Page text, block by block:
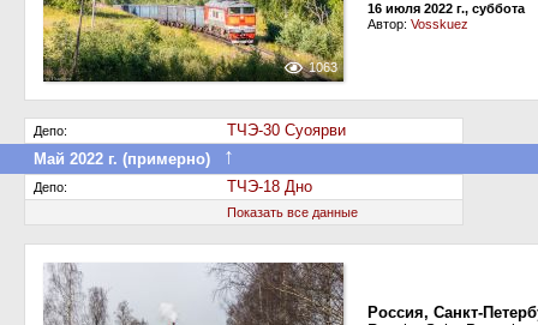
1063
16 июля 2022 г., суббота
Автор: Vosskuez
Депо:
ТЧЭ-30 Суоярви
Май 2022 г. (примерно)
↑
Депо: ТЧЭ-18 Дно
Показать все данные
Россия, Санкт-